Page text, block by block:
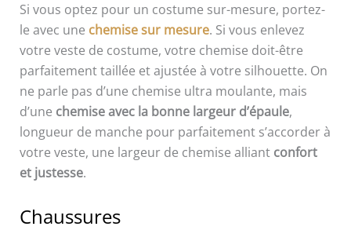
Si vous optez pour un costume sur-mesure, portez-
le avec une chemise sur mesure. Si vous enlevez
votre veste de costume, votre chemise doit-être
parfaitement taillée et ajustée à votre silhouette. On
ne parle pas d’une chemise ultra moulante, mais
d’une chemise avec la bonne largeur d’épaule,
longueur de manche pour parfaitement s’accorder à
votre veste, une largeur de chemise alliant confort
et justesse.
Chaussures